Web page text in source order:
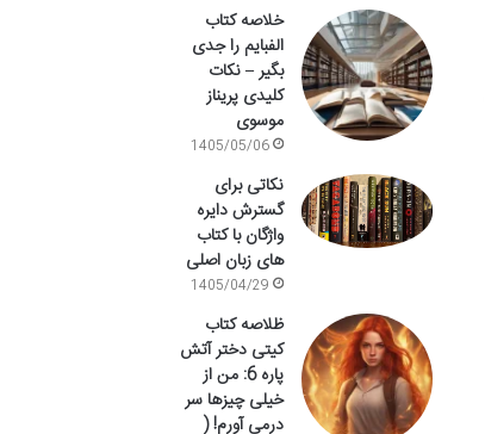
خلاصه کتاب
الفبایم را جدی
بگیر – نکات
کلیدی پریناز
موسوی
1405/05/06
نکاتی برای
گسترش دایره
واژگان با کتاب
های زبان اصلی
1405/04/29
ظلاصه کتاب
کیتی دختر آتش
پاره 6: من از
خیلی چیزها سر
درمی آورم! (